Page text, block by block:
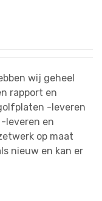
wij geheel
rapport en
-leveren
leveren en
op maat
nieuw en kan er